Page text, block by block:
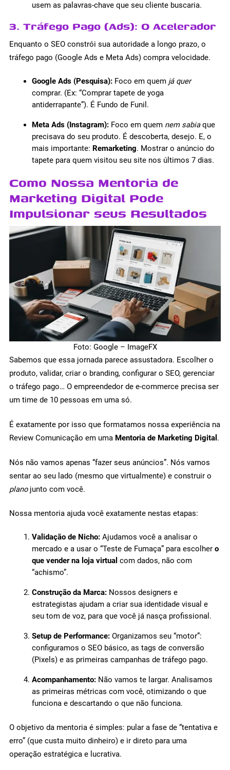
usem as palavras-chave que seu cliente buscaria.
3. Tráfego Pago (Ads): O Acelerador
Enquanto o SEO constrói sua autoridade a longo prazo, o
tráfego pago (Google Ads e Meta Ads) compra velocidade.
Google Ads (Pesquisa):Foco em quem já quer
comprar. (Ex: “Comprar tapete de yoga
antiderrapante”). É Fundo de Funil.
Meta Ads (Instagram):Foco em quem nem sabiaque
precisava do seu produto. É descoberta, desejo. E, o
mais importante: Remarketing. Mostrar o anúncio do
tapete para quem visitou seu site nos últimos 7 dias.
Como Nossa Mentoria de
Marketing Digital Pode
Impulsionar seus Resultados
Foto: Google – ImageFX
Sabemos que essa jornada parece assustadora. Escolher o
produto, validar, criar o branding, configurar o SEO, gerenciar
o tráfego pago… O empreendedor de e-commerce precisa ser
um time de 10 pessoas em uma só.
É exatamente por isso que formatamos nossa experiência na
Review Comunicação em uma Mentoria de Marketing Digital .
Nós não vamos apenas “fazer seus anúncios”. Nós vamos
sentar ao seu lado (mesmo que virtualmente) e construir o
planojunto com você.
Nossa mentoria ajuda você exatamente nestas etapas:
Validação de Nicho:Ajudamos você a analisar o
mercado e a usar o “Teste de Fumaça” para escolher o
que vender na loja virtual com dados, não com
“achismo”.
Construção da Marca:Nossos designers e
estrategistas ajudam a criar sua identidade visual e
seu tom de voz, para que você já nasça profissional.
Setup de Performance:Organizamos seu “motor”:
configuramos o SEO básico, as tags de conversão
(Pixels) e as primeiras campanhas de tráfego pago.
Acompanhamento:Não vamos te largar. Analisamos
as primeiras métricas com você, otimizando o que
funciona e descartando o que não funciona.
O objetivo da mentoria é simples: pular a fase de “tentativa e
erro” (que custa muito dinheiro) e ir direto para uma
operação estratégica e lucrativa.